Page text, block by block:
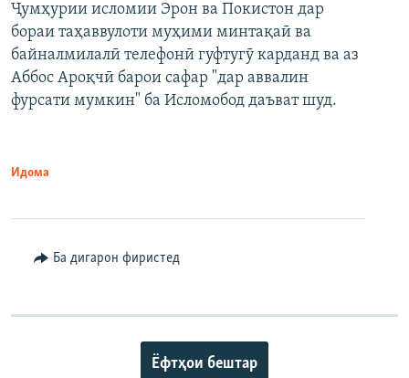
Ҷумҳурии исломии Эрон ва Покистон дар
бораи таҳаввулоти муҳими минтақаӣ ва
байналмилалӣ телефонӣ гуфтугӯ карданд ва аз
Аббос Ароқчӣ барои сафар "дар аввалин
фурсати мумкин" ба Исломобод даъват шуд.
Идома
Ба дигарон фиристед
Ёфтҳои бештар